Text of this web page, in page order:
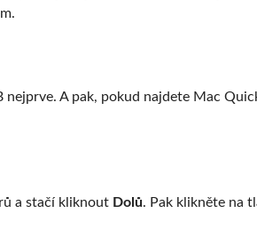
A pak, pokud najdete Mac
a stačí kliknout Dolů. Pak klikněte na